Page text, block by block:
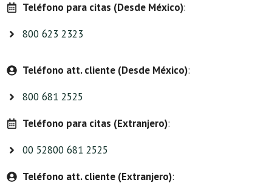
Teléfono para citas (Desde México):
800 623 2323
Teléfono att. cliente (Desde México):
800 681 2525
Teléfono para citas (Extranjero):
00 52800 681 2525
Teléfono att. cliente (Extranjero):